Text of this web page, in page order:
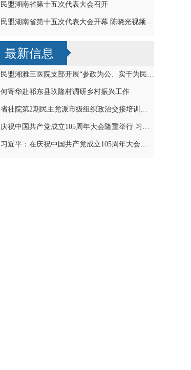
民盟湖南省第十五次代表大会召开
民盟湖南省第十五次代表大会开幕 陈晓光视频致词祝贺
最新信息
民盟湘雅三医院支部开展“参政为公、实干为民”主题教育学习研讨，刘导波出席
何寄华赴祁东县玖隆村调研乡村振兴工作
省社院第2期民主党派市级组织政治交接培训班民盟学员赴民盟省委机关交流
庆祝中国共产党成立105周年大会隆重举行 习近平发表重要讲话
习近平：在庆祝中国共产党成立105周年大会上的讲话